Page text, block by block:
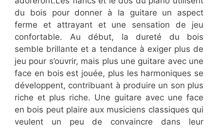
du bois pour donner à la guitare un aspect
ferme et attrayant et une sensation de jeu
confortable. Au début, la dureté du bois
semble brillante et a tendance à exiger plus de
jeu pour s’ouvrir, mais plus une guitare avec une
face en bois est jouée, plus les harmoniques se
développent, contribuant à produire un son plus
riche et plus riche. Une guitare avec une face
en bois peut plaire aux musiciens classiques qui
veulent un peu de convaincre dans leur